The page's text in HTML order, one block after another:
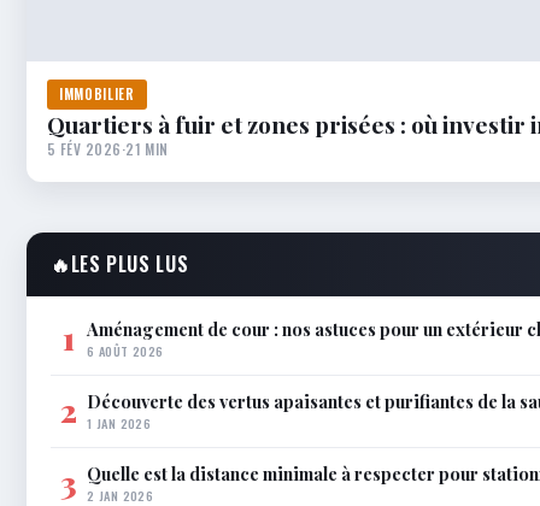
IMMOBILIER
Quartiers à fuir et zones prisées : où
5 FÉV 2026·21 MIN
🔥LES PLUS LUS
1 Aménagement de cour : nos astuces pour un extérieur
6 AOÛT 2026
2 Découverte des vertus apaisantes et purifiantes de la
1 JAN 2026
3 Quelle est la distance minimale à respecter pour
2 JAN 2026